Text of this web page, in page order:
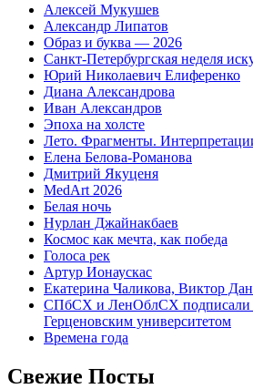
Алексей Мукушев
Александр Липатов
Образ и буква — 2026
Санкт-Петербургская неделя
Юрий Николаевич Елиференко
Диана Александрова
Иван Александров
Эпоха на холсте
Лето. Фрагменты.
Елена Белова-Романова
Дмитрий Якуценя
MedArt 2026
Белая ночь
Нурлан Джайнакбаев
Космос как мечта, как победа
Голоса рек
Артур Ионаускас
Екатерина Чаликова, Виктор
СПбСХ и ЛенОблСХ подписали
Герценовским университетом
Времена года
Свежие Посты